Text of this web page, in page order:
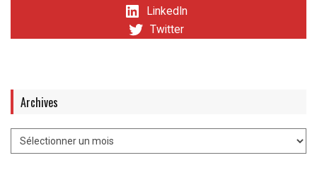
LinkedIn
Twitter
Archives